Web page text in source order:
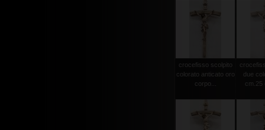
crocefisso scolpito
colorato anticato oro
corpo...
due
cm.25